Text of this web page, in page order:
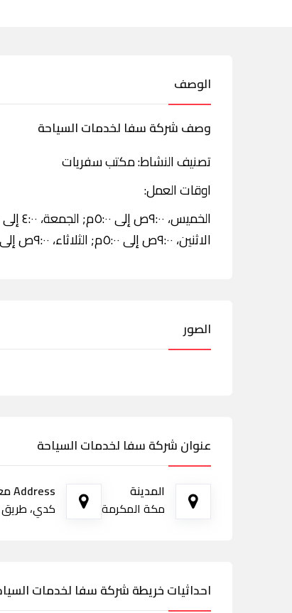
الوصف
وصف شركة سفا لخدمات السياحة
تصنيف النشاط: مكتب سفريات
اوقات العمل:
الاثنين، ٩:٠٠ص إلى ٥:٠٠م; الثلاثاء، ٩:٠٠ص إلى ٥:٠٠م; الأربعاء، ٩:٠٠ص إلى ٥:٠٠م.
الصور
عنوان شركة سفا لخدمات السياحة
المدينة
مكة المكرمة
Address معالم الطريق
كدي، طريق
احداثيات خريطة شركة سفا لخدمات